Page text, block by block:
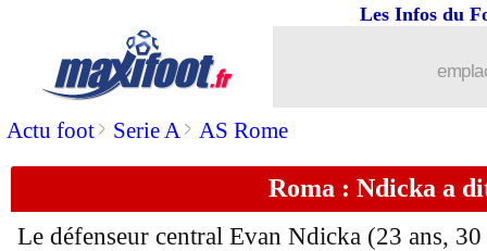
Actu foot> Serie A> AS Rome
Les Infos du
Roma : Ndicka a
Le défenseur central Evan Ndicka (23 ans,
Milan : Maignan pas tenté par
13/06 Real: Camavinga ouvre la porte à
13/06 Real: Nacho déçu par le départ de